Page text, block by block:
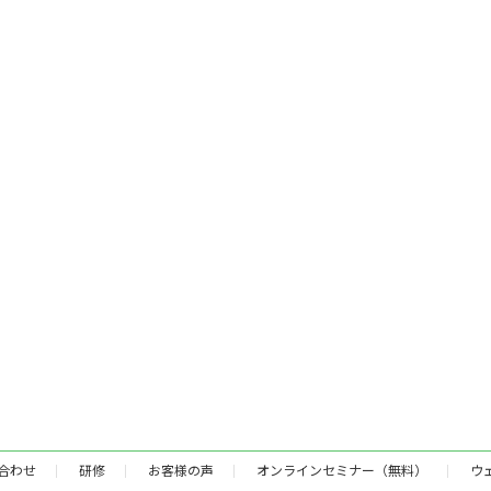
わせ 研修 お客様の声 オンラインセミナー（無料） ウ